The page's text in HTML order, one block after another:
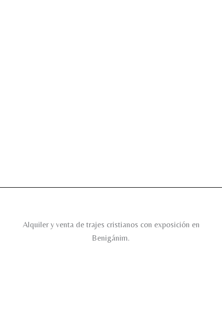
Alquiler y venta de trajes cristianos con exposición en
Benigánim.